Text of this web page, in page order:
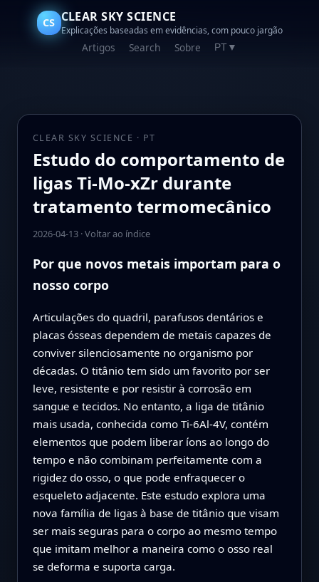
CS CLEAR SKY SCIENCE
Explicações baseadas em evidências, com pouco jargão
Artigos Search Sobre PT ▼
CLEAR SKY SCIENCE · PT
Estudo do comportamento de
ligas Ti-Mo-xZr durante
tratamento termomecânico
2026-04-13·Voltar ao índice
Por que novos metais importam para o
nosso corpo
Articulações do quadril, parafusos dentários e
placas ósseas dependem de metais capazes de
conviver silenciosamente no organismo por
décadas. O titânio tem sido um favorito por ser
leve, resistente e por resistir à corrosão em
sangue e tecidos. No entanto, a liga de titânio
mais usada, conhecida como Ti‑6Al‑4V, contém
elementos que podem liberar íons ao longo do
tempo e não combinam perfeitamente com a
rigidez do osso, o que pode enfraquecer o
esqueleto adjacente. Este estudo explora uma
nova família de ligas à base de titânio que visam
ser mais seguras para o corpo ao mesmo tempo
que imitam melhor a maneira como o osso real
se deforma e suporta carga.